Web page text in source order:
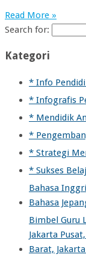
Read More »
Search for:
Kategori
* Info
* Infografis
* Mendidik
*
* Strategi
* Sukses
Bahasa
Bahasa
Bimbel Guru
Jakarta
Barat,